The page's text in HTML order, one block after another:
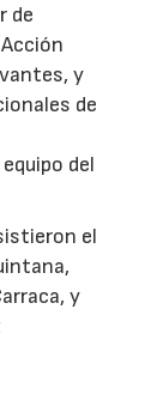
de
y
de
del
el
y